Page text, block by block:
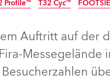
SHED
IP65 IP65
Profile™ T32 Cyc™
Auftritt auf der